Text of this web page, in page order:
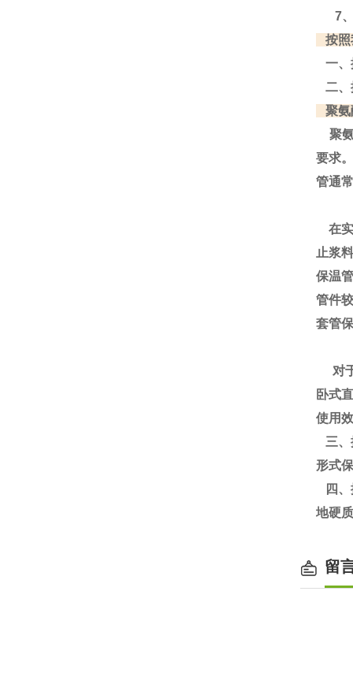
7、
按照
一、
二、
聚氨
聚氨
要求
管通
在实
止浆
保温
管件
套管
对于
卧式
使用
三、
形式
四、
地硬
留